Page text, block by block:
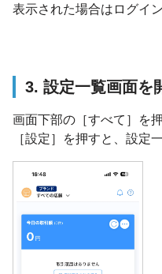
表示された場合はログイン
3. 設定一覧画面を
画面下部の［すべて］を
［設定］を押すと、設定